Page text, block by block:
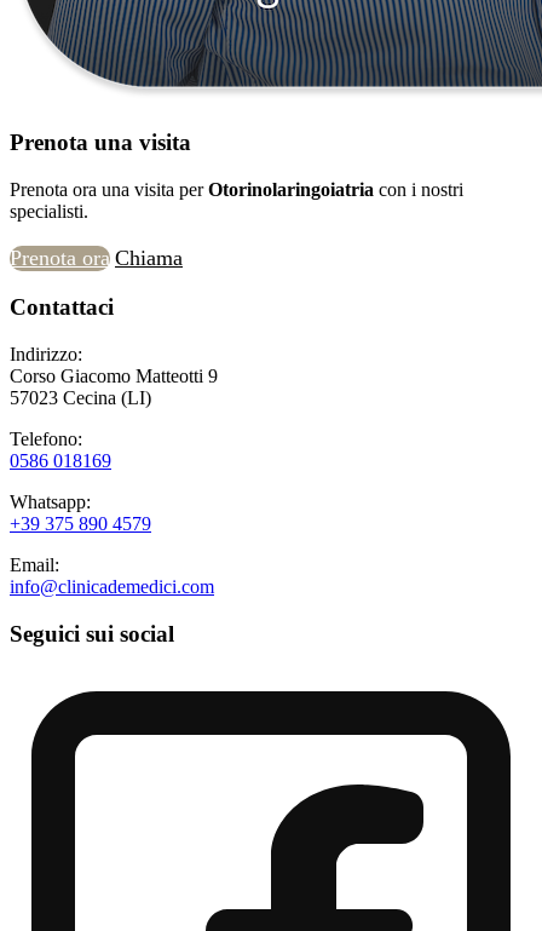
Prenota una visita
Prenota ora una visita perOtorinolaringoiatria con i nostri
specialisti.
Prenota ora Chiama
Contattaci
Indirizzo:
Corso Giacomo Matteotti 9
57023 Cecina (LI)
Telefono:
0586 018169
Whatsapp:
+39 375 890 4579
Email:
info@clinicademedici.com
Seguici sui social